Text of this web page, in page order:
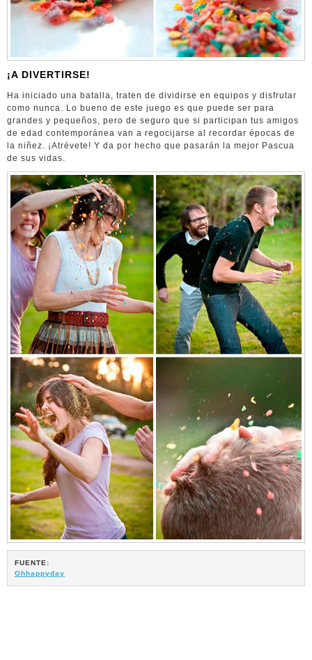
¡A DIVERTIRSE!
Ha iniciado una batalla, traten de dividirse en equipos y disfrutar
como nunca. Lo bueno de este juego es que puede ser para
grandes y pequeños, pero de seguro que si participan tus amigos
de edad contemporánea van a regocijarse al recordar épocas de
la niñez. ¡Atrévete! Y da por hecho que pasarán la mejor Pascua
de sus vidas.
FUENTE:
Ohhappyday